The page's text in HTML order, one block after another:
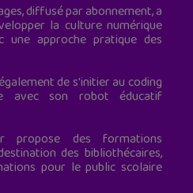
diffusé par abonnement, a
la culture numérique
une approche pratique des
de s'initier au coding
son robot éducatif
propose des formations
des bibliothécaires,
pour le public scolaire